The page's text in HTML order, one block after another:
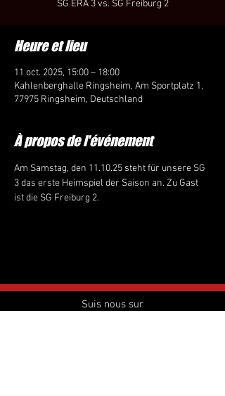
SG ERA 3 vs. SG Freiburg 2
Heure et lieu
11 oct. 2025, 15:00 – 18:00
Kahlenberghalle Ringsheim, Am Sportplatz 1,
77975 Ringsheim, Deutschland
À propos de l'événement
Am Samstag, den 11.10.25 steht für unsere SG
3 das erste Heimspiel der Saison an. Zu Gast
ist die SG Freiburg 2.
Suis nous sur